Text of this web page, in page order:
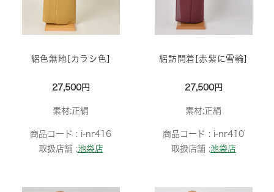
絽色無地[カラシ色]
27,500円
素材:正絹
商品コード : i-nr416
取扱店舗 :池袋店
絽訪問着[赤紫に雪輪]
27,500円
素材:正絹
商品コード : i-nr410
取扱店舗 :池袋店